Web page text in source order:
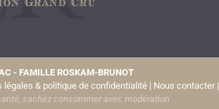
- FAMILLE ROSKAM-BRUNOT
légales & politique de confidentialité| Nous contacter|
sachez consommer avec modération